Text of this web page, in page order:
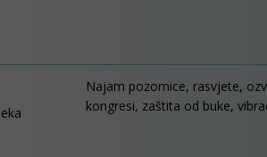
Najam pozornice, rasvjete,
kongresi, zaštita od buke,